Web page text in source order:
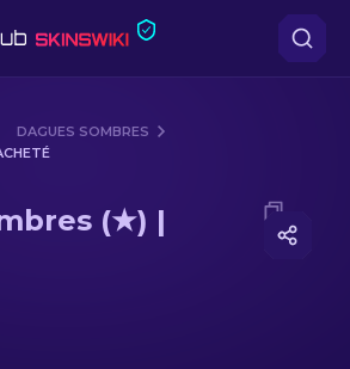
DAGUES SOMBRES
(★) | Tacheté
(★) |